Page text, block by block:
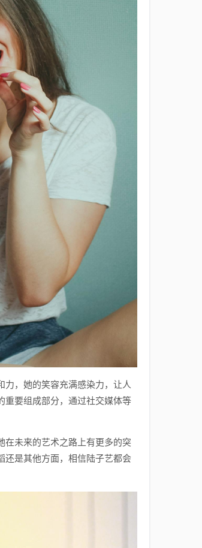
力，她的笑容充满感染力，让人
重要组成部分，通过社交媒体等
在未来的艺术之路上有更多的突
还是其他方面，相信陆子艺都会